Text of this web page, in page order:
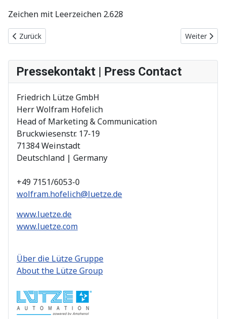
Zeichen mit Leerzeichen 2.628
Vorheriger Beitrag: Low Power Netzgeräte: Kompakt, sicher,
Zurück Nächster
Weiter
Pressekontakt | Press Contact
Friedrich Lütze GmbH
Herr Wolfram Hofelich
Head of Marketing & Communication
Bruckwiesenstr. 17-19
71384 Weinstadt
Deutschland | Germany
+49 7151/6053-0
wolfram.hofelich@luetze.de
www.luetze.de
www.luetze.com
Über die Lütze Gruppe
About the Lütze Group